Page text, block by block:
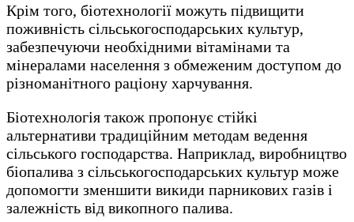
Крім того, біотехнології можуть підвищити
поживність сільськогосподарських культур,
забезпечуючи необхідними вітамінами та
мінералами населення з обмеженим доступом до
різноманітного раціону харчування.
Біотехнологія також пропонує стійкі
альтернативи традиційним методам ведення
сільського господарства. Наприклад, виробництво
біопалива з сільськогосподарських культур може
допомогти зменшити викиди парникових газів і
залежність від викопного палива.